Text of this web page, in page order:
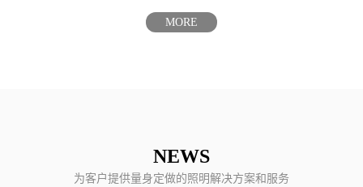
MORE
NEWS
为客户提供量身定做的照明解决方案和服务